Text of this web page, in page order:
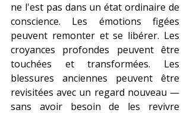
ne l'est pas dans un état ordinaire de
conscience. Les émotions figées
peuvent remonter et se libérer. Les
croyances profondes peuvent être
touchées et transformées. Les
blessures anciennes peuvent être
revisitées avec un regard nouveau —
sans avoir besoin de les revivre